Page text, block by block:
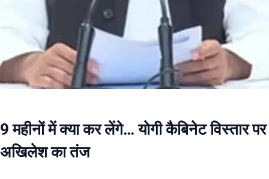
9 महीनों में क्या कर लेंगे… योगी कैबिनेट विस्तार पर
अखिलेश का तंज